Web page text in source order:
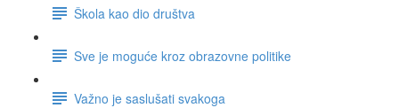
Škola kao dio društva
Sve je moguće kroz obrazovne politike
Važno je saslušati svakoga